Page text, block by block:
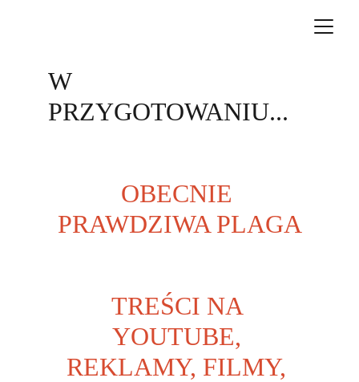
W
PRZYGOTOWANIU...
OBECNIE
PRAWDZIWA PLAGA
TREŚCI NA
YOUTUBE,
REKLAMY, FILMY,